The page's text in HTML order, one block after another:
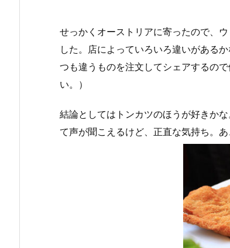
せっかくオーストリアに寄ったので、
した。店によっていろいろ違いがある
つも違うものを注文してシェアするの
い。）
結論としてはトンカツのほうが好きか
て声が聞こえるけど、正直な気持ち。